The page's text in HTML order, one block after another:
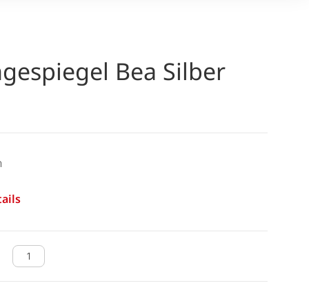
Bea Silber